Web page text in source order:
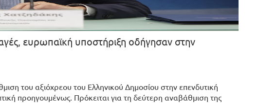
ευρωπαϊκή υποστήριξη οδήγησαν στην
του αξιόχρεου του Ελληνικού Δημοσίου στην επενδυτική
προηγουμένως. Πρόκειται για τη δεύτερη αναβάθμιση της